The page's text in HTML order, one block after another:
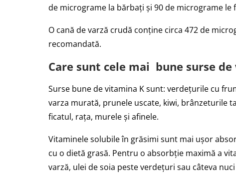
de micrograme la bărbați și 90 de micrograme le
O cană de varză crudă conține circa 472 de
recomandată.
Care sunt cele mai bune surse
Surse bune de vitamina K sunt: verdețurile cu
varza murată, prunele uscate, kiwi, brânzeturile
ficatul, rața, murele și afinele.
Vitaminele solubile în grăsimi sunt mai ușor
cu o dietă grasă. Pentru o absorbție maximă a
varză, ulei de soia peste verdețuri sau câteva